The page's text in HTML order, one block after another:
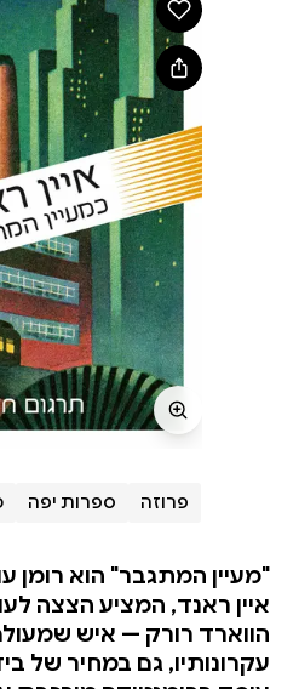
פרוזה ספרות יפה
"מעיין המתגבר" הוא
איין ראנד, המציע הצצה
הווארד רורק — איש
עקרונותיו, גם במחיר של